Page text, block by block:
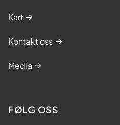
Kart
Kontakt oss
Media
FØLG OSS